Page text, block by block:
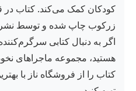
کودکان کمک می‌کند. کتاب
زرکوب چاپ شده و توسط
اگر به دنبال کتابی
هستید، مجموعه ماجراهای
کتاب را از فروشگاه ناز با